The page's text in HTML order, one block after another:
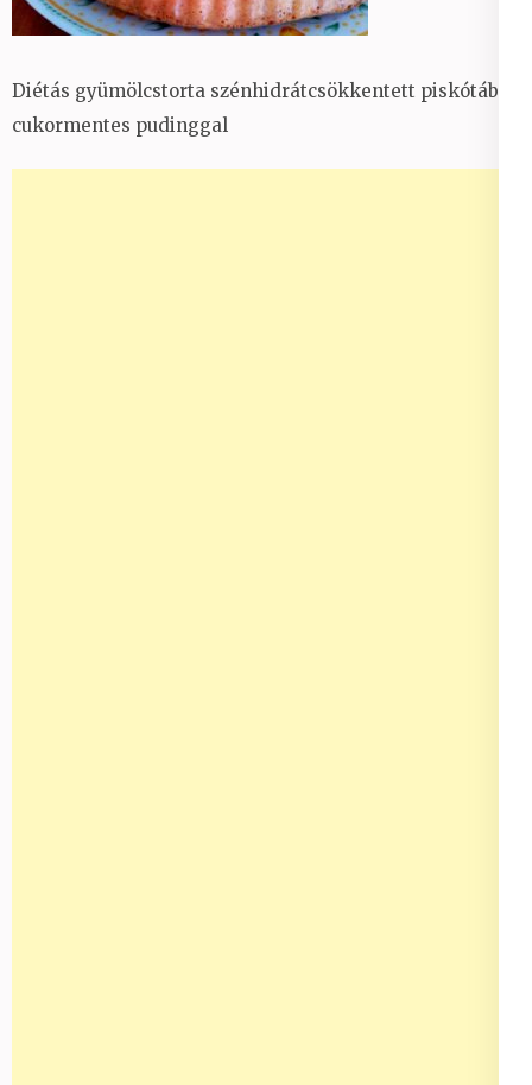
Diétás gyümölcstorta szénhidrátcsökkentett piskótából
cukormentes pudinggal